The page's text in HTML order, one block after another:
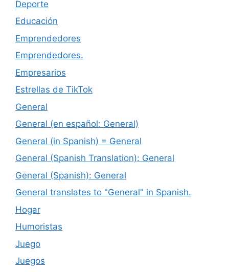
Deporte
Educación
Emprendedores
Emprendedores.
Empresarios
Estrellas de TikTok
General
General (en español: General)
General (in Spanish) = General
General (Spanish Translation): General
General (Spanish): General
General translates to "General" in Spanish.
Hogar
Humoristas
Juego
Juegos